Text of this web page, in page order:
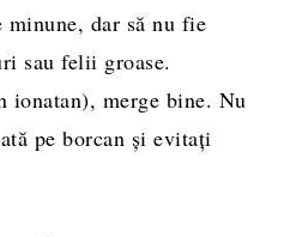
minune, dar să nu fie
sau felii groase.
ionatan), merge bine. Nu
pe borcan și evitați